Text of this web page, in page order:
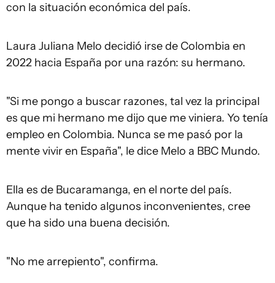
con la situación económica del país.
Laura Juliana Melo decidió irse de Colombia en
2022 hacia España por una razón: su hermano.
"Si me pongo a buscar razones, tal vez la principal
es que mi hermano me dijo que me viniera. Yo tenía
empleo en Colombia. Nunca se me pasó por la
mente vivir en España", le dice Melo a BBC Mundo.
Ella es de Bucaramanga, en el norte del país.
Aunque ha tenido algunos inconvenientes, cree
que ha sido una buena decisión.
"No me arrepiento", confirma.